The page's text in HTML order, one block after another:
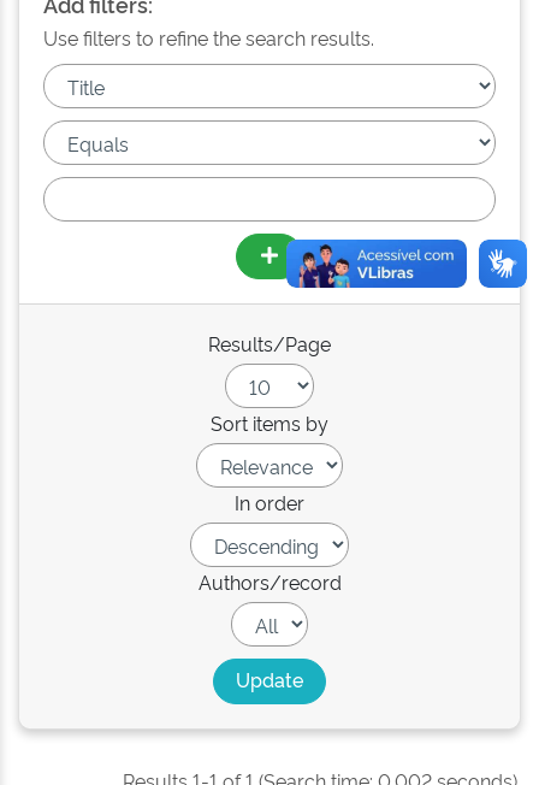
Use filters to refine the search results.
Results/Page
Sort items by
In order
Authors/record